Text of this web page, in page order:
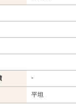
-
平坦